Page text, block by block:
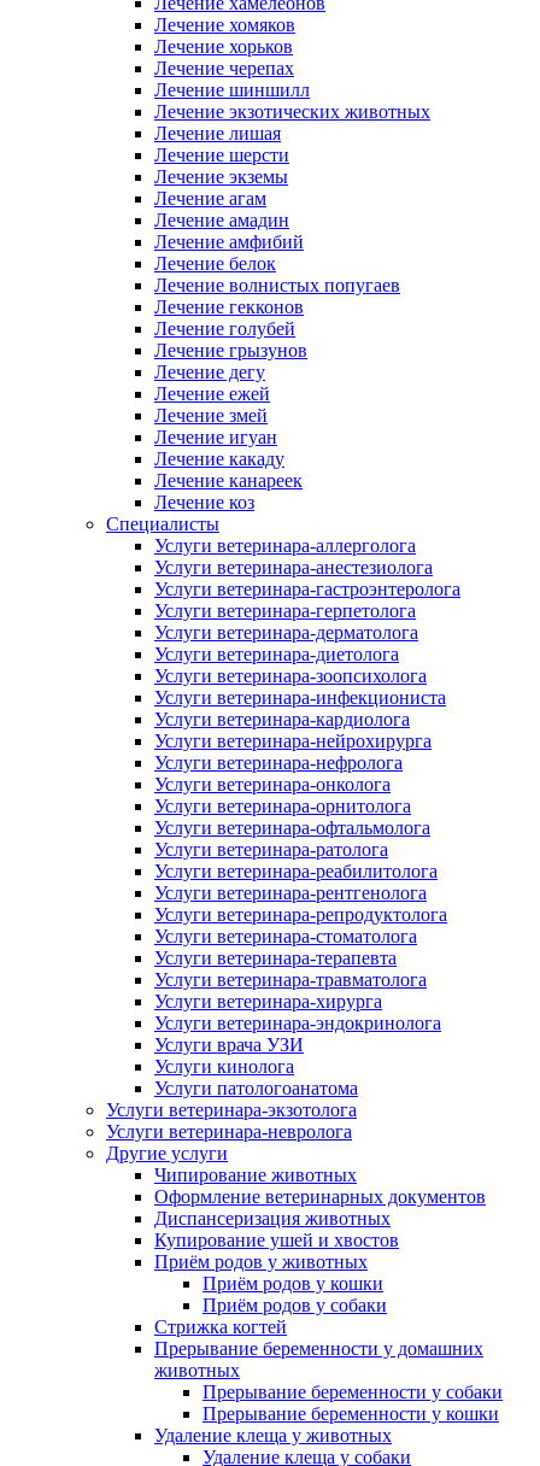
Лечение хомяков
Лечение хорьков
Лечение черепах
Лечение шиншилл
Лечение экзотических животных
Лечение лишая
Лечение шерсти
Лечение экземы
Лечение агам
Лечение амадин
Лечение амфибий
Лечение белок
Лечение волнистых попугаев
Лечение гекконов
Лечение голубей
Лечение грызунов
Лечение дегу
Лечение ежей
Лечение змей
Лечение игуан
Лечение какаду
Лечение канареек
Лечение коз
Специалисты
Услуги ветеринара-аллерголога
Услуги ветеринара-анестезиолога
Услуги ветеринара-гастроэнтеролога
Услуги ветеринара-герпетолога
Услуги ветеринара-дерматолога
Услуги ветеринара-диетолога
Услуги ветеринара-зоопсихолога
Услуги ветеринара-инфекциониста
Услуги ветеринара-кардиолога
Услуги ветеринара-нейрохирурга
Услуги ветеринара-нефролога
Услуги ветеринара-онколога
Услуги ветеринара-орнитолога
Услуги ветеринара-офтальмолога
Услуги ветеринара-ратолога
Услуги ветеринара-реабилитолога
Услуги ветеринара-рентгенолога
Услуги ветеринара-репродуктолога
Услуги ветеринара-стоматолога
Услуги ветеринара-терапевта
Услуги ветеринара-травматолога
Услуги ветеринара-хирурга
Услуги ветеринара-эндокринолога
Услуги врача УЗИ
Услуги кинолога
Услуги патологоанатома
Услуги ветеринара-экзотолога
Услуги ветеринара-невролога
Другие услуги
Чипирование животных
Оформление ветеринарных документов
Диспансеризация животных
Купирование ушей и хвостов
Приём родов у животных
Приём родов у кошки
Приём родов у собаки
Стрижка когтей
Прерывание беременности у домашних
животных
Прерывание беременности у собаки
Прерывание беременности у кошки
Удаление клеща у животных
Удаление клеща у собаки